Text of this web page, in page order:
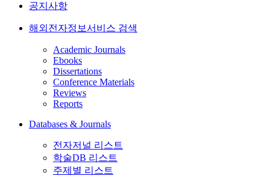
공지사항
해외전자정보서비스 검색
Academic Journals
Ebooks
Dissertations
Conference Materials
Reviews
Reports
Databases & Journals
전자저널 리스트
학술DB 리스트
주제별 리스트